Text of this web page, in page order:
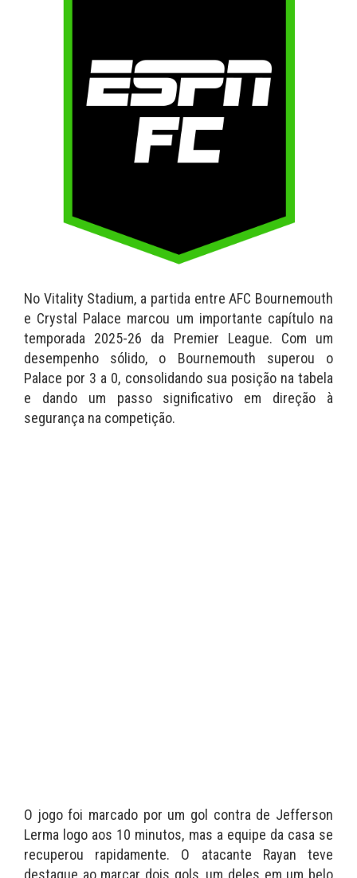
No Vitality Stadium, a partida entre AFC Bournemouth
e Crystal Palace marcou um importante capítulo na
temporada 2025-26 da Premier League. Com um
desempenho sólido, o Bournemouth superou o
Palace por 3 a 0, consolidando sua posição na tabela
e dando um passo significativo em direção à
segurança na competição.
O jogo foi marcado por um gol contra de Jefferson
Lerma logo aos 10 minutos, mas a equipe da casa se
recuperou rapidamente. O atacante Rayan teve
destaque ao marcar dois gols, um deles em um belo